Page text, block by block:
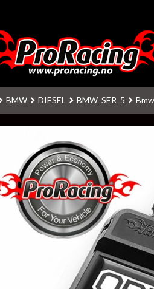
BMW DIESEL BMW_SER_5